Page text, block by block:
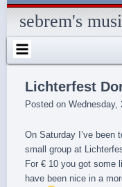
sebrem's
Lichterfest
Posted on Wednesday,
On Saturday I’ve been
small group at
For € 10 you got some
have been nice in a